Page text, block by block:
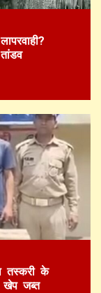
तस्करी के
खेप जब्त